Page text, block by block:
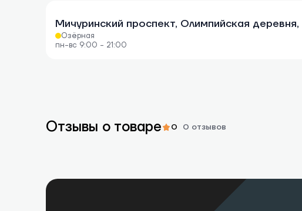
Озёрная
пн-вс 9:00 - 21:00
Отзывы о товаре 0 0 отзывов